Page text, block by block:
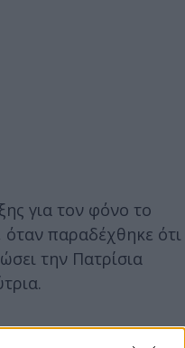
για τον φόνο το
παραδέχθηκε ότι
την Πατρίσια
στον